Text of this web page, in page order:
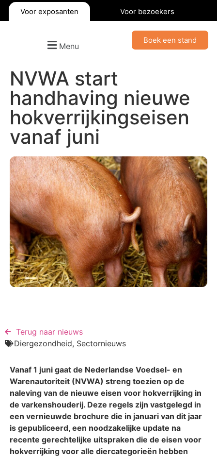
Voor exposanten Voor bezoekers
Menu
Boek een stand
NVWA start
handhaving nieuwe
hokverrijkingseisen
vanaf juni
Terug naar nieuws​
Diergezondheid, Sectornieuws
Vanaf 1 juni gaat de Nederlandse Voedsel- en
Warenautoriteit (NVWA) streng toezien op de
naleving van de nieuwe eisen voor hokverrijking in
de varkenshouderij. Deze regels zijn vastgelegd in
een vernieuwde brochure die in januari van dit jaar
is gepubliceerd, een noodzakelijke update na
recente gerechtelijke uitspraken die de eisen voor
hokverrijking voor alle diercategorieën hebben